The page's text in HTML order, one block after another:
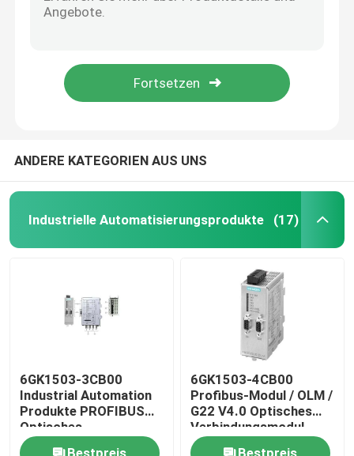
Explosionssichere Schalter und Steckdosen
Motor-Schaltkreislaufschalter
industrielles Steuerrelais
variabler Frequenzumrichter
Elektrische Sicherheits-Sicherungen
ANDERE KATEGORIEN AUS UNS
Industrielle Automatisierungsprodukte (17)
6GK1503-3CB00
Industrial Automation
Produkte PROFIBUS
Optisches
Verbindungsmodul
Bestpreis
6GK1503-4CB00
Profibus-Modul / OLM /
G22 V4.0 Optisches
Verbindungsmodul
Bestpreis